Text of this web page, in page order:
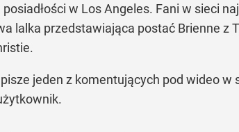
w Los Angeles. Fani w sieci
lalka przedstawiająca postać Brienne z
jeden z komentujących pod wideo w